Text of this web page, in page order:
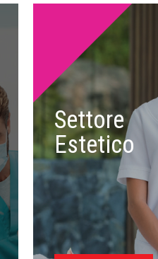
Settore
Estetico